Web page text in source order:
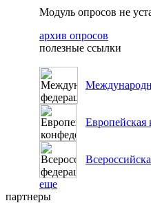
Модуль опросов не
архив опросов
полезные ссылки
Европейская
еще
партнеры